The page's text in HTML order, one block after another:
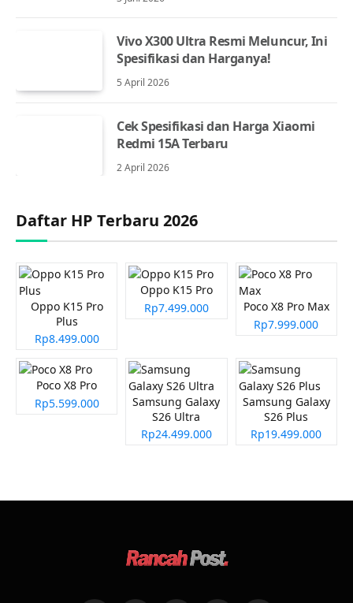
Vivo X300 Ultra Resmi Meluncur, Ini
Spesifikasi dan Harganya!
5 April 2026
Cek Spesifikasi dan Harga Xiaomi
Redmi 15A Terbaru
2 April 2026
Daftar HP Terbaru 2026
Oppo K15 Pro
Plus
Rp8.499.000
Oppo K15 Pro
Rp7.499.000
Poco X8 Pro Max
Rp7.999.000
Poco X8 Pro
Rp5.599.000
Samsung Galaxy
S26 Ultra
Rp24.499.000
Samsung Galaxy
S26 Plus
Rp19.499.000